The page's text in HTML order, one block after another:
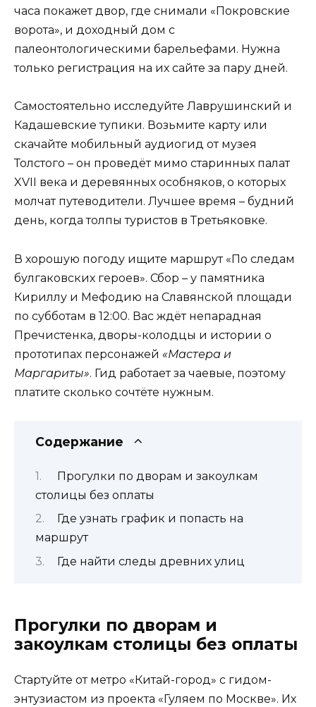
часа покажет двор, где снимали «Покровские
ворота», и доходный дом с
палеонтологическими барельефами. Нужна
только регистрация на их сайте за пару дней.
Самостоятельно исследуйте Лаврушинский и
Кадашевские тупики. Возьмите карту или
скачайте мобильный аудиогид от музея
Толстого – он проведёт мимо старинных палат
XVII века и деревянных особняков, о которых
молчат путеводители. Лучшее время – будний
день, когда толпы туристов в Третьяковке.
В хорошую погоду ищите маршрут «По следам
булгаковских героев». Сбор – у памятника
Кириллу и Мефодию на Славянской площади
по субботам в 12:00. Вас ждёт непарадная
Пречистенка, дворы-колодцы и истории о
прототипах персонажей «Мастера и
Маргариты». Гид работает за чаевые, поэтому
платите сколько сочтёте нужным.
Содержание
Прогулки по дворам и закоулкам
столицы без оплаты
Где узнать график и попасть на
маршрут
Где найти следы древних улиц
Прогулки по дворам и
закоулкам столицы без оплаты
Стартуйте от метро «Китай-город» с гидом-
энтузиастом из проекта «Гуляем по Москве». Их